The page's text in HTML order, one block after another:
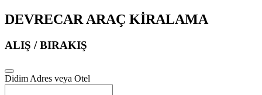
DEVRECAR ARAÇ KİRALAMA
ALIŞ / BIRAKIŞ
Didim Adres veya Otel